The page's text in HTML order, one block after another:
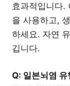
효과적입니다.
을 사용하고,
하세요. 자연
깁니다.
Q: 일본뇌염